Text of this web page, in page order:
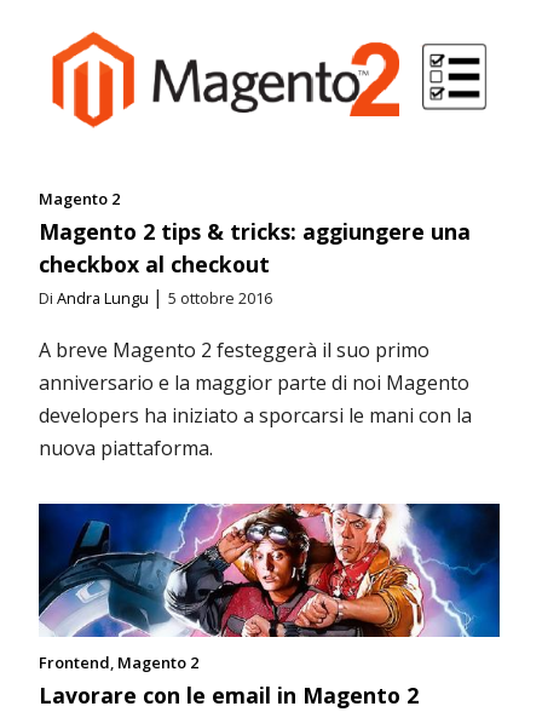
Magento 2
Magento 2 tips & tricks: aggiungere una
checkbox al checkout
Di Andra Lungu | 5 ottobre 2016
A breve Magento 2 festeggerà il suo primo
anniversario e la maggior parte di noi Magento
developers ha iniziato a sporcarsi le mani con la
nuova piattaforma.
Frontend Magento 2
Lavorare con le email in Magento 2